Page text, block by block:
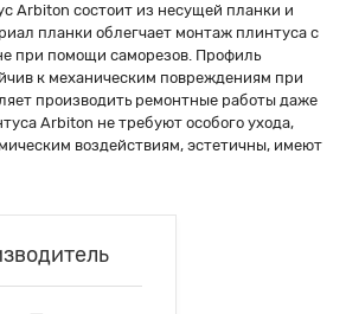
Arbiton состоит из несущей планки и
планки облегчает монтаж плинтуса с
при помощи саморезов. Профиль
к механическим повреждениям при
производить ремонтные работы даже
Arbiton не требуют особого ухода,
воздействиям, эстетичны, имеют